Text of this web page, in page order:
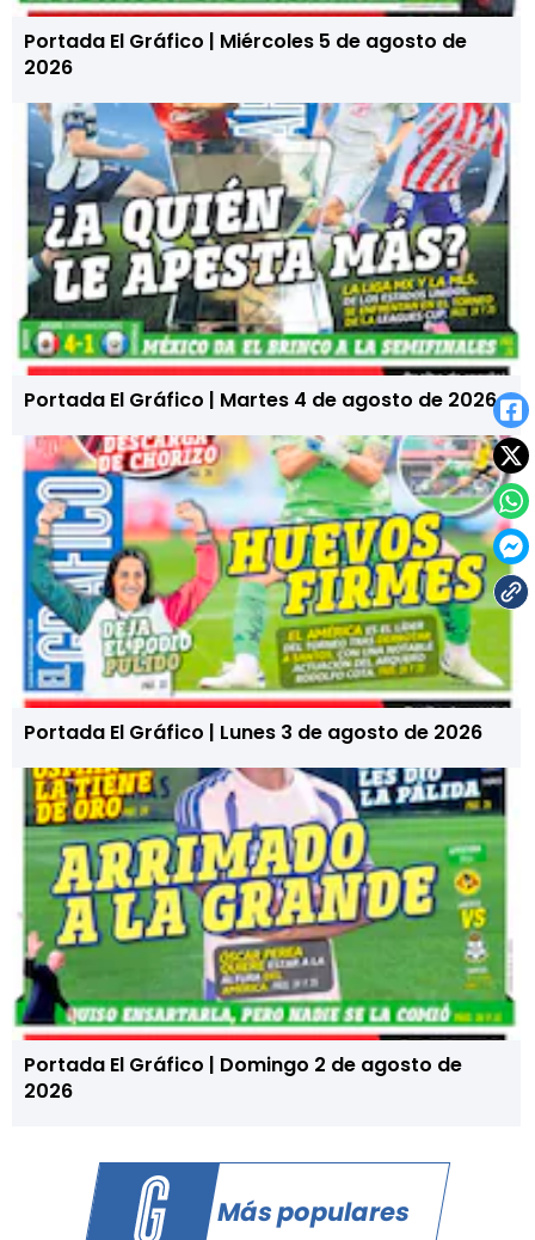
Portada El Gráfico | Miércoles 5 de agosto de
2026
Portada El Gráfico | Martes 4 de agosto de 2026
Portada El Gráfico | Lunes 3 de agosto de 2026
Portada El Gráfico | Domingo 2 de agosto de
2026
Más populares